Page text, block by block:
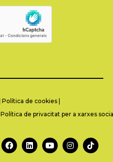
Política de cookies
Política de privacitat per a xarxes